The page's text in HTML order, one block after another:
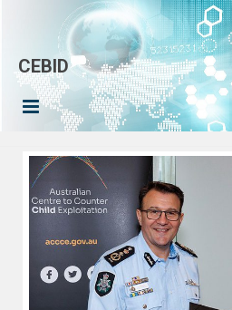
CEBID